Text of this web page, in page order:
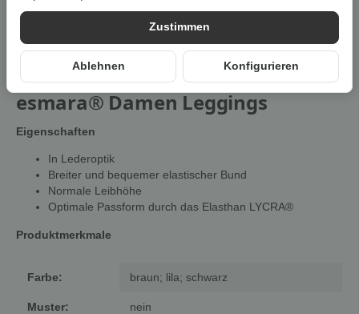
Um die
, vermeiden wir aufwendige
Bestellung imOriginalkarton des Herstellers.
esmara® Damen Leggings
Eigenschaften
In Lederoptik
Breiter und bequemer elastischer Bund
Normale Leibhöhe
Optimale Passform durch das Elasthan LYCRA®
Produktmerkmale
Farbe: braun; lila; schwarz
Muster: nein
Zustimmen
Ablehnen Konfigurieren